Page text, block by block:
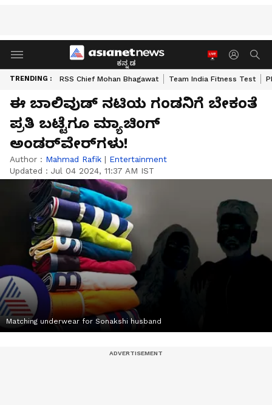
ಕನ್ನಡ
TRENDING : RSS Chief Mohan Bhagawat Team India Fitness Test
ಈ ಬಾಲಿವುಡ್ ನಟಿಯ ಗಂಡನಿಗೆ ಬೇಕಂತೆ
ಪ್ರತಿ ಬಟ್ಟೆಗೂ ಮ್ಯಾಚಿಂಗ್
ಅಂಡರ್‌ವೇರ್‌ಗಳು!
Author : Mahmad Rafik | Entertainment
Updated : Jul 04 2024, 11:37 AM IST
Matching underwear for Sonakshi husband